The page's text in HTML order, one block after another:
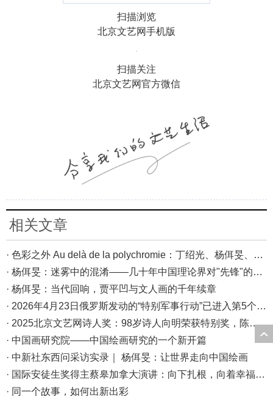
扫描浏览
北京文艺网手机版
扫描关注
北京文艺网官方微信
相关文章
· 色彩之外 Au delà de la polychromie：丁绍光、杨佴旻、Alain Cardenas·Castro巴黎展
· 杨佴旻：迷雾中的混淆——几十年中国理论界对"先锋"的误读，对创作的误导
· 杨佴旻：当代回响，贾平凹与文人画的千年续章
· 2026年4月23日俄罗斯发动的“特别军事行动”已进入第5个年头，俄乌局势最新综述
· 2025北京文艺网诗人奖：98岁诗人向明荣获特别奖，陈东东荣获诗人奖，茱萸荣获年度诗人奖！
· 中国画研究院——中国绘画研究的一个新开篇
· 中新社东西问采访实录｜ 杨佴旻：让世界走向中国绘画
· 国际安徒生奖得主蔡皋加拿大演讲：向下扎根，向着幸福奔跑
· 同一个故事，如何出新出彩